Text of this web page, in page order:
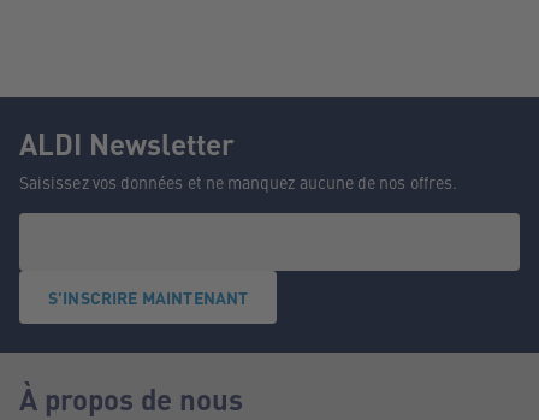
ALDI Newsletter
Saisissez vos données et ne manquez aucune de nos offres.
S'INSCRIRE MAINTENANT
À propos de nous